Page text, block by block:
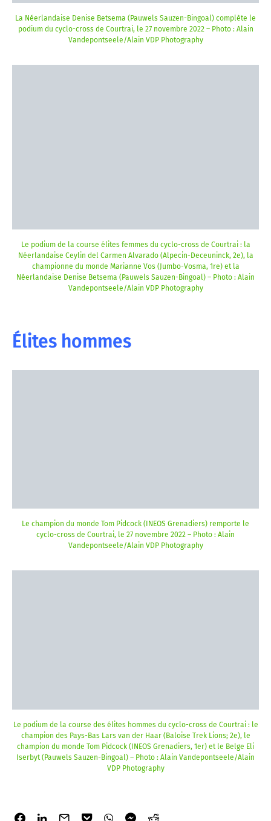
La Néerlandaise Denise Betsema (Pauwels Sauzen-Bingoal) complète le
podium du cyclo-cross de Courtrai, le 27 novembre 2022 – Photo : Alain
Vandepontseele/Alain VDP Photography
Le podium de la course élites femmes du cyclo-cross de Courtrai : la
Néerlandaise Ceylin del Carmen Alvarado (Alpecin-Deceuninck, 2e), la
championne du monde Marianne Vos (Jumbo-Vosma, 1re) et la
Néerlandaise Denise Betsema (Pauwels Sauzen-Bingoal) – Photo : Alain
Vandepontseele/Alain VDP Photography
Élites hommes
Le champion du monde Tom Pidcock (INEOS Grenadiers) remporte le
cyclo-cross de Courtrai, le 27 novembre 2022 – Photo : Alain
Vandepontseele/Alain VDP Photography
Le podium de la course des élites hommes du cyclo-cross de Courtrai : le
champion des Pays-Bas Lars van der Haar (Baloise Trek Lions; 2e), le
champion du monde Tom Pidcock (INEOS Grenadiers, 1er) et le Belge Eli
Iserbyt (Pauwels Sauzen-Bingoal) – Photo : Alain Vandepontseele/Alain
VDP Photography